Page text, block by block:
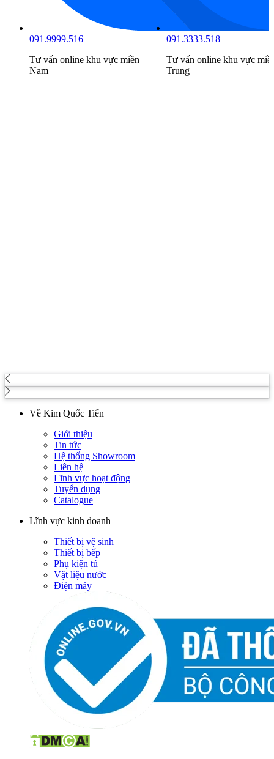
091.9999.516
Tư vấn online khu vực miền
Nam
091.3333.518
Tư vấn online khu vực
Trung
Về Kim Quốc Tiến
Giới thiệu
Tin tức
Hệ thống Showroom
Liên hệ
Lĩnh vực hoạt động
Tuyển dụng
Catalogue
Lĩnh vực kinh doanh
Thiết bị vệ sinh
Thiết bị bếp
Phụ kiện tủ
Vật liệu nước
Điện máy